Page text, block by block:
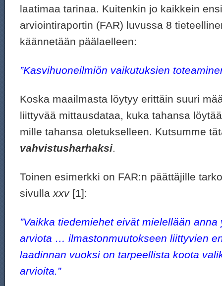
laatimaa tarinaa. Kuitenkin jo kaikkein
arviointiraportin (FAR) luvussa 8
käännetään päälaelleen:
”Kasvihuoneilmiön vaikutuksien
Koska maailmasta löytyy erittäin suuri
liittyvää mittausdataa, kuka tahansa
mille tahansa oletukselleen. Kutsumme
vahvistusharhaksi.
Toinen esimerkki on FAR:n päättäjille
sivulla xxv[1]:
”Vaikka tiedemiehet eivät mielellään
arviota … ilmastonmuutokseen liittyvien
laadinnan vuoksi on tarpeellista koota
arvioita.”